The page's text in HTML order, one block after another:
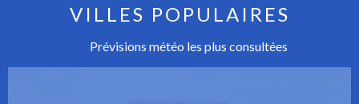
VILLES POPULAIRES
Prévisions météo les plus consultées